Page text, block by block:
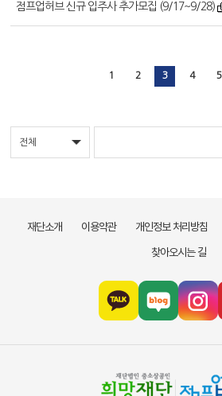
점프업허브 신규 입주사 추가모집 (9/17~9/28)
1 2 3 4 5
재단소개 이용약관 개인정보 처리방침
찾아오시는 길